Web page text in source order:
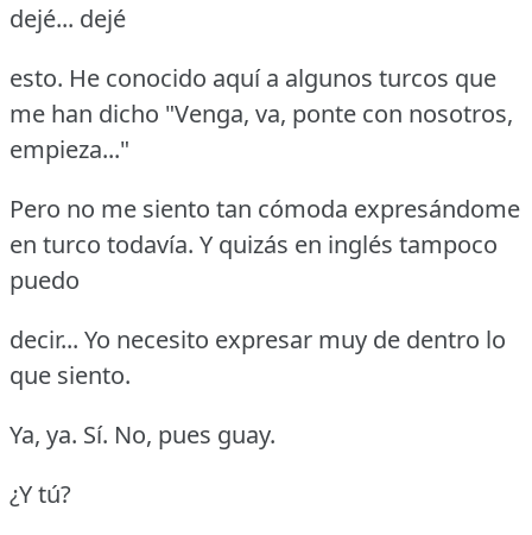
dejé... dejé
esto. He conocido aquí a algunos turcos que
me han dicho "Venga, va, ponte con nosotros,
empieza..."
Pero no me siento tan cómoda expresándome
en turco todavía. Y quizás en inglés tampoco
puedo
decir... Yo necesito expresar muy de dentro lo
que siento.
Ya, ya. Sí. No, pues guay.
¿Y tú?